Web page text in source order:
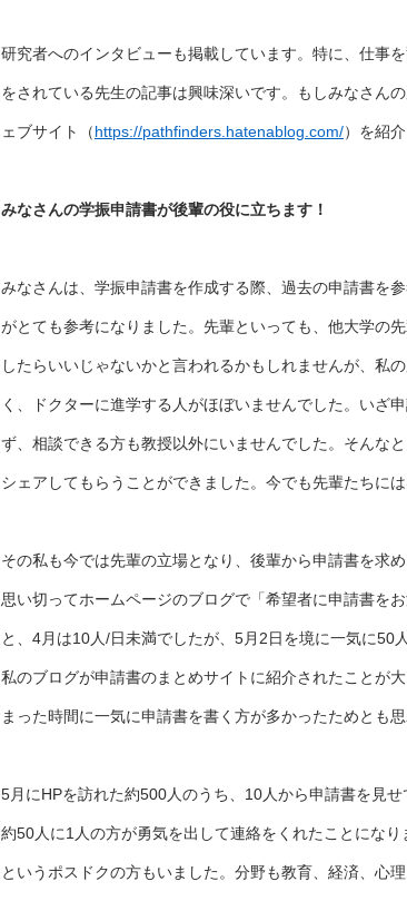
研究者へのインタビューも掲載しています。特に、仕事
をされている先生の記事は興味深いです。もしみなさん
ェブサイト（https://pathfinders.hatenablog.com/）を紹
みなさんの学振申請書が後輩の役に立ちます！
みなさんは、学振申請書を作成する際、過去の申請書を
がとても参考になりました。先輩といっても、他大学の
したらいいじゃないかと言われるかもしれませんが、私
く、ドクターに進学する人がほぼいませんでした。いざ
ず、相談できる方も教授以外にいませんでした。そんな
シェアしてもらうことができました。今でも先輩たちに
その私も今では先輩の立場となり、後輩から申請書を求
思い切ってホームページのブログで「希望者に申請書を
と、4月は10人/日未満でしたが、5月2日を境に一気に50
私のブログが申請書のまとめサイトに紹介されたことが
まった時間に一気に申請書を書く方が多かったためとも思
5月にHPを訪れた約500人のうち、10人から申請書を見
約50人に1人の方が勇気を出して連絡をくれたことにな
というポスドクの方もいました。分野も教育、経済、心